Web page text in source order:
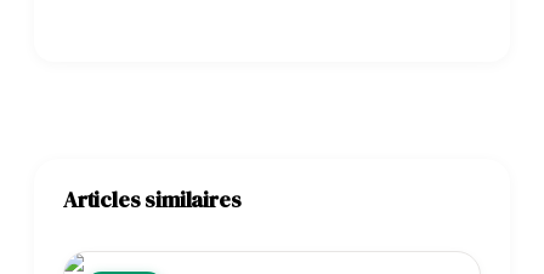
Articles similaires